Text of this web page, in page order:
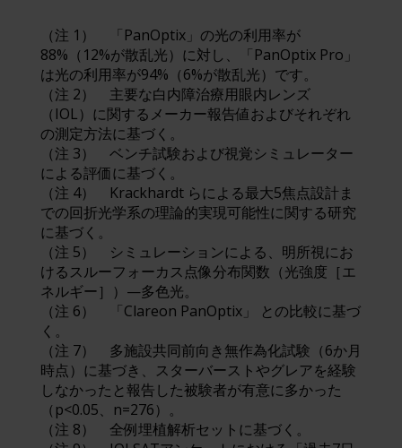
（注 1） 「PanOptix」の光の利用率が
88%（12%が散乱光）に対し、「PanOptix Pro」
は光の利用率が94%（6%が散乱光）です。
（注 2） 主要な白内障治療用眼内レンズ
（IOL）に関するメーカー報告値およびそれぞれ
の測定方法に基づく。
（注 3） ベンチ試験および視覚シミュレーター
による評価に基づく。
（注 4） Krackhardt らによる最大5焦点設計ま
での回折光学系の理論的実現可能性に関する研究
に基づく。
（注 5） シミュレーションによる、明所視にお
けるスルーフォーカス点像分布関数（光強度［エ
ネルギー］）—多色光。
（注 6） 「Clareon PanOptix」 との比較に基づ
く。
（注 7） 多施設共同前向き無作為化試験（6か月
時点）に基づき、スターバーストやグレアを経験
しなかったと報告した被験者が有意に多かった
（p<0.05、n=276）。
（注 8） 全例埋植解析セットに基づく。